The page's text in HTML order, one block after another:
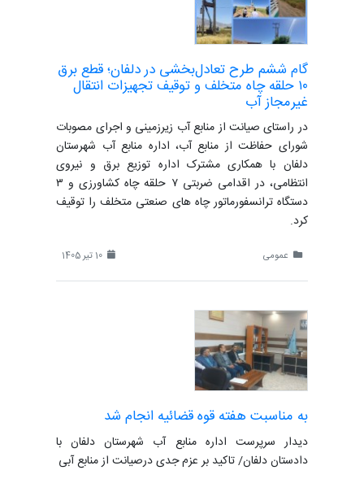
گام ششم طرح تعادل‌بخشی در دلفان؛ قطع برق
۱۰ حلقه چاه متخلف و توقیف تجهیزات انتقال
غیرمجاز آب
در راستای صیانت از منابع آب زیرزمینی و اجرای مصوبات
شورای حفاظت از منابع آب، اداره منابع آب شهرستان
دلفان با همکاری مشترک اداره توزیع برق و نیروی
انتظامی، در اقدامی ضربتی ۷ حلقه چاه کشاورزی و ۳
دستگاه ترانسفورماتور چاه های صنعتی متخلف را توقیف
کرد.
عمومی
به مناسبت هفته قوه قضائیه انجام شد
دیدار سرپرست اداره منابع آب شهرستان دلفان با
دادستان دلفان/ تاکید بر عزم جدی درصیانت از منابع آبی